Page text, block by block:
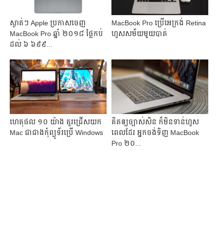
ស្ងាត់ៗ​ Apple ប្រកាស​ចេញ​
MacBook Pro ឆ្នាំ​ ២០១៨ ថ្លៃ​កប់​
ដល់​ ៦ ៦៩៩...
​MacBook Pro ​ប្រើ​អេក្រង់ Retina
ហួស​សម័យ​មួយ​បាត់​
ហេតុ​ផល​ ១០ យ៉ាង​ គួរ​ជ្រើស​យក
Mac ជា​ជាង​កុំព្យូទ័រ​ប្រើ Windows
គិត​ឲ្យ​ច្បាស់​សិន​ ក៏​មិន​ទាន់ហួស​
ពេលដែរ អ្នក​ចង់​​ទិញ MacBook
Pro ២០...